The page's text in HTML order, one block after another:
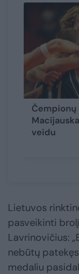
Čempionų
veidu
Lietuvos
pasveikinti
Lavrinovičius:
nebūtų
medaliu